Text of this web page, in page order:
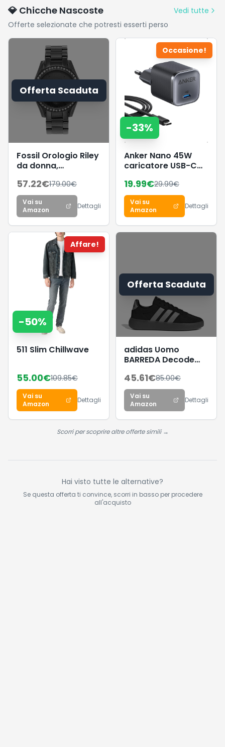
lucentezza a
lunga durata,
1000 ml
💎 Chicche Nascoste
Vedi tutte
Offerte selezionate che potresti esserti perso
Offerta Scaduta
Fossil Orologio Riley
da donna,
quarzo
multifunzione,
cassa in acciaio
inossidabile nera da
38 mm con
bracciale in acciaio
inossidabile, ES4519
57.22€179.00€
Vai su
Amazon
Dettagli
Occasione!
-33%
Anker Nano 45W
caricatore USB-C
pieghevole
19.99€29.99€
Vai su
Amazon
Dettagli
Affare!
-50%
511 Slim Chillwave
55.00€109.85€
Vai su
Amazon
Dettagli
Offerta Scaduta
adidas Uomo
BARREDA Decode
Black/Lucid
Aquamarine/GUM5,
38 EU
45.61€85.00€
Vai su
Amazon
Dettagli
Scorri per scoprire altre offerte simili →
Hai visto tutte le alternative?
Se questa offerta ti convince, scorri in basso per procedere
all'acquisto